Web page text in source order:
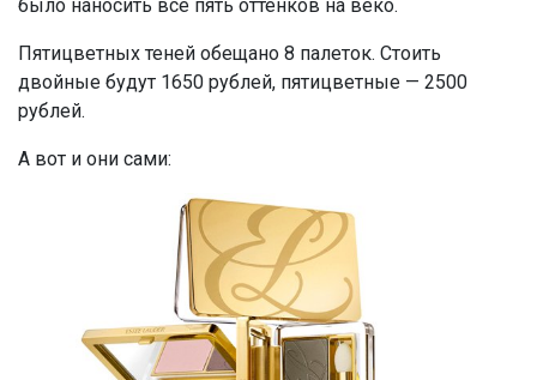
было наносить все пять оттенков на веко.
Пятицветных теней обещано 8 палеток. Стоить
двойные будут 1650 рублей, пятицветные — 2500
рублей.
А вот и они сами: